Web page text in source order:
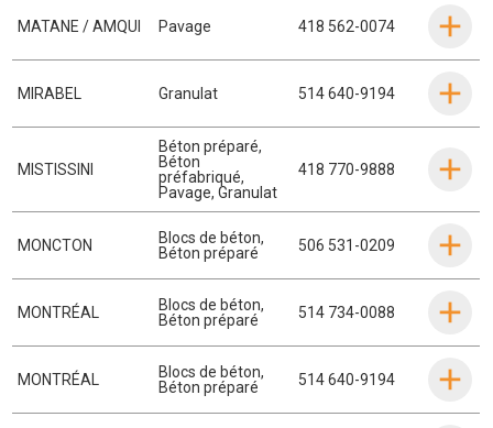
MATANE / AMQUI Pavage 418 562-0074
MIRABEL Granulat 514 640-9194
MISTISSINI
Béton préparé,
Béton
préfabriqué,
Pavage,Granulat
418 770-9888
MONCTON Blocs de béton,
Béton préparé
506 531-0209
MONTRÉAL Blocs de béton,
Béton préparé
514 734-0088
MONTRÉAL Blocs de béton,
Béton préparé
514 640-9194